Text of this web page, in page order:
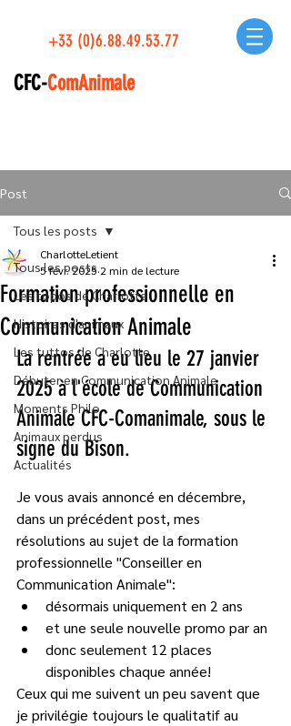
+33 (0)6.88.49.53.77
CFC-ComAnimale
Post
Tous les posts
Les topos de Charlotte
Histoires d'animaux
Les tuttos de Charlotte
Débuter en Communication Animale
Moments Philo
Animaux perdus
Actualités
Tous les posts
Formation professionnelle en
Communication Animale
CharlotteLetient
5 févr. 2025 2 min de lecture
La rentrée a eu lieu le 27 janvier
2025 à l'école de Communication
Animale CFC-Comanimale, sous le
signe du Bison.
Je vous avais annoncé en décembre,
dans un précédent post, mes
résolutions au sujet de la formation
professionnelle "Conseiller en
Communication Animale":
désormais uniquement en 2 ans
et une seule nouvelle promo par an
donc seulement 12 places
disponibles chaque année!
Ceux qui me suivent un peu savent que
je privilégie toujours le qualitatif au